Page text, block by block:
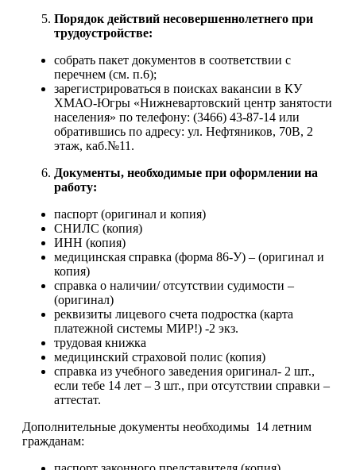
Порядок действий несовершеннолетнего при
трудоустройстве:
собрать пакет документов в соответствии с
перечнем (см. п.6);
зарегистрироваться в поисках вакансии в КУ
ХМАО-Югры «Нижневартовский центр занятости
населения» по телефону: (3466) 43-87-14 или
обратившись по адресу: ул. Нефтяников, 70В, 2
этаж, каб.№11.
Документы, необходимые при оформлении на
работу:
паспорт (оригинал и копия)
СНИЛС (копия)
ИНН (копия)
медицинская справка (форма 86-У) – (оригинал и
копия)
справка о наличии/ отсутствии судимости –
(оригинал)
реквизиты лицевого счета подростка (карта
платежной системы МИР!) -2 экз.
трудовая книжка
медицинский страховой полис (копия)
справка из учебного заведения оригинал- 2 шт.,
если тебе 14 лет – 3 шт., при отсутствии справки –
аттестат.
Дополнительные документы необходимы 14 летним
гражданам: